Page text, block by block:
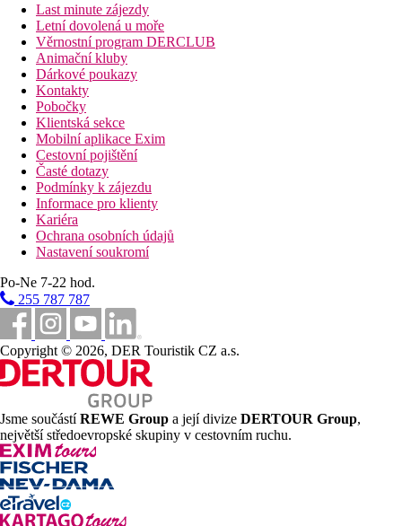
Last minute zájezdy
Letní dovolená u moře
Věrnostní program DERCLUB
Animační kluby
Dárkové poukazy
Kontakty
Pobočky
Klientská sekce
Mobilní aplikace Exim
Cestovní pojištění
Časté dotazy
Podmínky k zájezdu
Informace pro klienty
Kariéra
Ochrana osobních údajů
Nastavení soukromí
Po-Ne 7-22 hod.
255 787 787
Copyright © 2026, DER Touristik CZ a.s.
Jsme součástíREWE Group a její divize DERTOUR Group,
největší středoevropské skupiny v cestovním ruchu.